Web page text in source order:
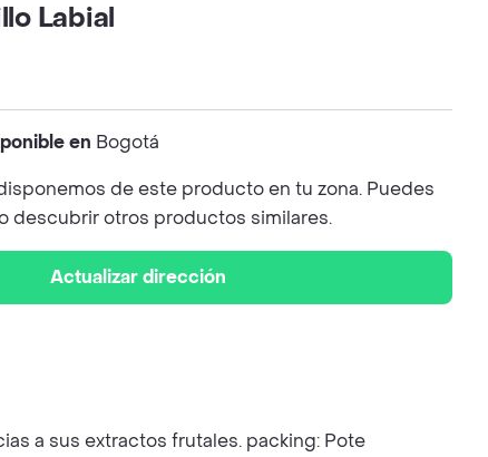
Labial
en Bogotá
de este producto en tu zona. Puedes
descubrir otros productos similares.
Actualizar dirección
a sus extractos frutales. packing: Pote